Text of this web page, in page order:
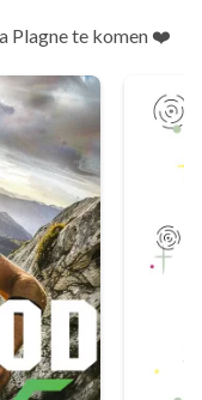
Plagne te komen ❤️